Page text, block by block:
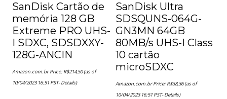
podem
ser
escolhidas
na
página
do
SanDisk Cartão de
memória 128 GB
Extreme PRO UHS-
I SDXC, SDSDXXY-
128G-ANCIN
Amazon.com.br Price: R$214,50(as of
10/04/2023 16:51 PST-Details)
SanDisk Ultra
SDSQUNS-064G-
GN3MN 64GB
80MB/s UHS-I Class
10 cartão
microSDXC
Amazon.com.br Price: R$38,36(as of
10/04/2023 16:51 PST-Details)